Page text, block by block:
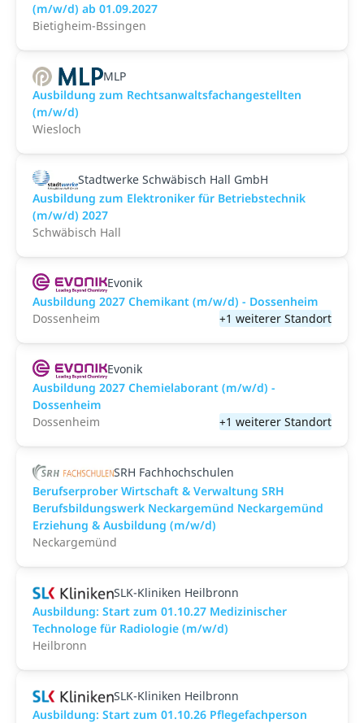
(m/w/d) ab 01.09.2027
Bietigheim-Bssingen
MLP
Ausbildung zum Rechtsanwaltsfachangestellten
(m/w/d)
Wiesloch
Stadtwerke Schwäbisch Hall GmbH
Ausbildung zum Elektroniker für Betriebstechnik
(m/w/d) 2027
Schwäbisch Hall
Evonik
Ausbildung 2027 Chemikant (m/w/d) - Dossenheim
Dossenheim
+1 weiterer Standort
Evonik
Ausbildung 2027 Chemielaborant (m/w/d) -
Dossenheim
Dossenheim
+1 weiterer Standort
SRH Fachhochschulen
Berufserprober Wirtschaft & Verwaltung SRH
Berufsbildungswerk Neckargemünd Neckargemünd
Erziehung & Ausbildung (m/w/d)
Neckargemünd
SLK-Kliniken Heilbronn
Ausbildung: Start zum 01.10.27 Medizinischer
Technologe für Radiologie (m/w/d)
Heilbronn
SLK-Kliniken Heilbronn
Ausbildung: Start zum 01.10.26 Pflegefachperson